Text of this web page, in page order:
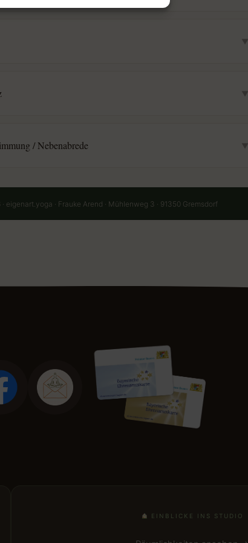
▼
▼
/ Nebenabrede ▼
eigenart.yoga · Frauke Arend · Mühlenweg 3 · 91350 Gremsdorf
EINBLICKE INS STUDIO